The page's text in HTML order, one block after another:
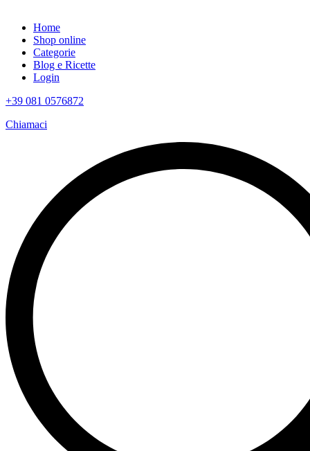
Home
Shop online
Categorie
Blog e Ricette
Login
+39 081 0576872
Chiamaci